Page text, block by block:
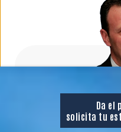
Da el
solicita tu